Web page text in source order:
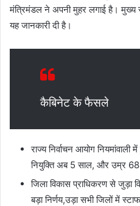
मंत्रिमंडल ने अपनी मुहर लगाई है।
यह जानकारी दी है।
कैबिनेट के फैसले
राज्य निर्वाचन आयोग
नियुक्ति अब 5 साल, और उम्र
जिला विकास प्राधिकरण से जुड़ा
बड़ा निर्णय,उड़ा सभी जिलों में